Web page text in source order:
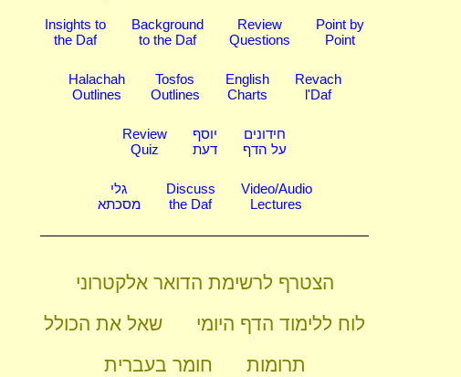
Insights to
the Daf
Background
to the Daf
Review
Questions
Point by
Point
Halachah
Outlines
Tosfos
Outlines
English
Charts
Revach
l'Daf
Review
Quiz
יוסף
דעת
חידונים
על הדף
גלי
מסכתא
Discuss
the Daf
Video/Audio
Lectures
הצטרף לרשימת הדואר אלקטרוני
שאל את הכולל
לוח ללימוד הדף היומי
חומר בעברית
תרומות